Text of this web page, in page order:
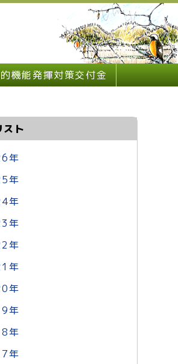
機能発揮対策交付金
スト
年
年
年
年
年
年
年
年
年
年